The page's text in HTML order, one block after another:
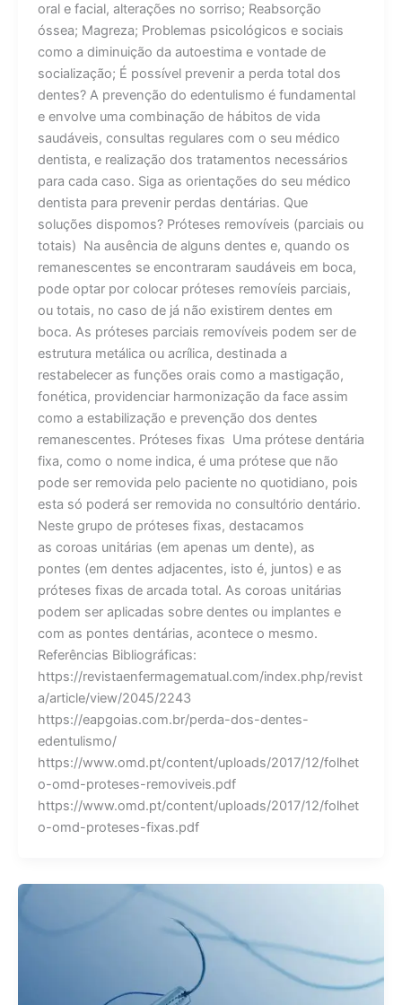
oral e facial, alterações no sorriso; Reabsorção
óssea; Magreza; Problemas psicológicos e sociais
como a diminuição da autoestima e vontade de
socialização; É possível prevenir a perda total dos
dentes? A prevenção do edentulismo é fundamental
e envolve uma combinação de hábitos de vida
saudáveis, consultas regulares com o seu médico
dentista, e realização dos tratamentos necessários
para cada caso. Siga as orientações do seu médico
dentista para prevenir perdas dentárias. Que
soluções dispomos? Próteses removíveis (parciais ou
totais) Na ausência de alguns dentes e, quando os
remanescentes se encontraram saudáveis em boca,
pode optar por colocar próteses removíeis parciais,
ou totais, no caso de já não existirem dentes em
boca. As próteses parciais removíveis podem ser de
estrutura metálica ou acrílica, destinada a
restabelecer as funções orais como a mastigação,
fonética, providenciar harmonização da face assim
como a estabilização e prevenção dos dentes
remanescentes. Próteses fixas Uma prótese dentária
fixa, como o nome indica, é uma prótese que não
pode ser removida pelo paciente no quotidiano, pois
esta só poderá ser removida no consultório dentário.
Neste grupo de próteses fixas, destacamos
as coroas unitárias (em apenas um dente), as
pontes (em dentes adjacentes, isto é, juntos) e as
próteses fixas de arcada total. As coroas unitárias
podem ser aplicadas sobre dentes ou implantes e
com as pontes dentárias, acontece o mesmo.
Referências Bibliográficas:
https://revistaenfermagematual.com/index.php/revist
a/article/view/2045/2243
https://eapgoias.com.br/perda-dos-dentes-
edentulismo/
https://www.omd.pt/content/uploads/2017/12/folhet
o-omd-proteses-removiveis.pdf
https://www.omd.pt/content/uploads/2017/12/folhet
o-omd-proteses-fixas.pdf